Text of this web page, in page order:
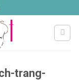
trang-